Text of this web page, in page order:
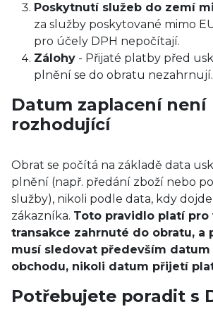
Poskytnutí služeb do zemí
za služby poskytované mimo
pro účely DPH nepočítají.
Zálohy - Přijaté platby před
plnění se do obratu nezahrnují.
Datum zaplacení není
rozhodující
Obrat se počítá na základě data
plnění (např. předání zboží nebo
služby), nikoli podle data, kdy
zákazníka. Toto pravidlo platí pro
transakce zahrnuté do obratu, a
musí sledovat především datum
obchodu, nikoli datum přijetí
Potřebujete poradit s